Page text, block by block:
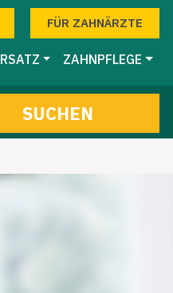
FÜR ZAHNÄRZTE
ZAHNPFLEGE
SUCHEN